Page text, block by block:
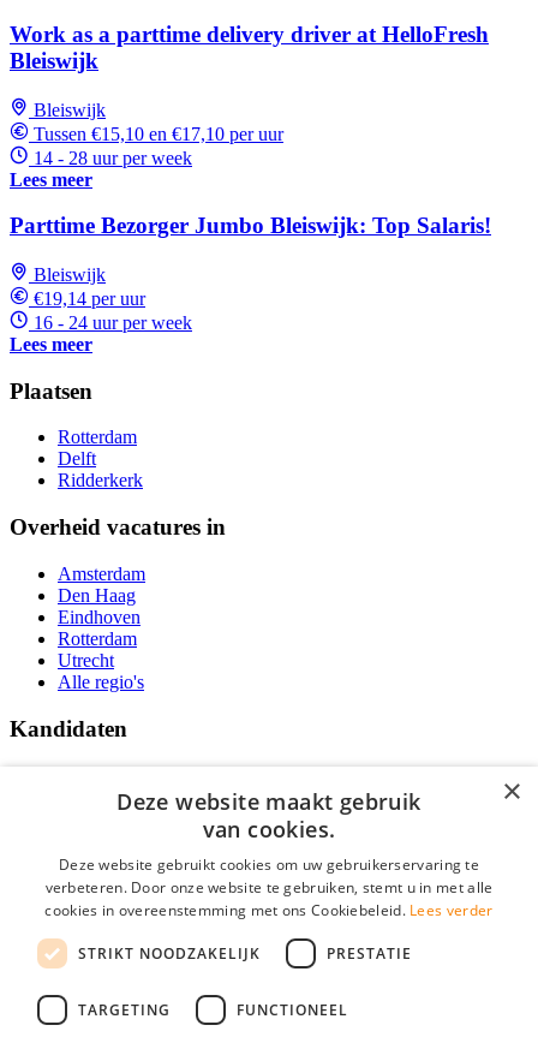
Work as a parttime delivery driver at HelloFresh
Bleiswijk
Bleiswijk
Tussen €15,10 en €17,10 per uur
14 - 28 uur per week
Lees meer
Parttime Bezorger Jumbo Bleiswijk: Top Salaris!
Bleiswijk
€19,14 per uur
16 - 24 uur per week
Lees meer
Plaatsen
Rotterdam
Delft
Ridderkerk
Overheid vacatures in
Amsterdam
Den Haag
Eindhoven
Rotterdam
Utrecht
Alle regio's
Kandidaten
Vacatures
Over Vacatures Overheid Online
YoungCapital IOS App
YoungCapital Android App
Social
×
Deze website maakt gebruik
van cookies.
Deze website gebruikt cookies om uw gebruikerservaring te
verbeteren. Door onze website te gebruiken, stemt u in met alle
cookies in overeenstemming met ons Cookiebeleid. Lees verder
STRIKT NOODZAKELIJK PRESTATIE
TARGETING FUNCTIONEEL